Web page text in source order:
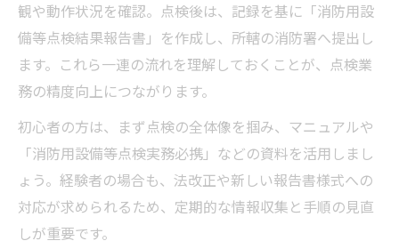
観や動作状況を確認。点検後は、記録を基に「消防用設
備等点検結果報告書」を作成し、所轄の消防署へ提出し
ます。これら一連の流れを理解しておくことが、点検業
務の精度向上につながります。
初心者の方は、まず点検の全体像を掴み、マニュアルや
「消防用設備等点検実務必携」などの資料を活用しまし
ょう。経験者の場合も、法改正や新しい報告書様式への
対応が求められるため、定期的な情報収集と手順の見直
しが重要です。